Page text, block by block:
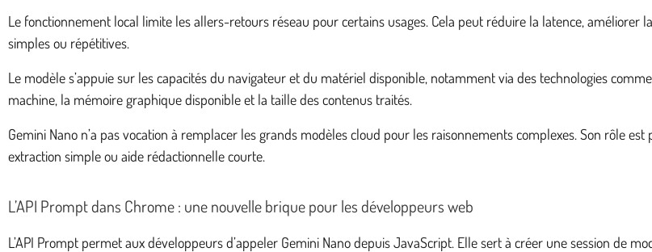
Le fonctionnement local limite les allers-retours réseau pour certains usages. Cela peut réduire la latence,
simples ou répétitives.
Le modèle s’appuie sur les capacités du navigateur et du matériel disponible, notamment via des technologies
machine, la mémoire graphique disponible et la taille des contenus traités.
Gemini Nano n’a pas vocation à remplacer les grands modèles cloud pour les raisonnements complexes. Son rôle
extraction simple ou aide rédactionnelle courte.
L’API Prompt dans Chrome : une nouvelle brique pour les développeurs web
L’API Prompt permet aux développeurs d’appeler Gemini Nano depuis JavaScript. Elle sert à créer une session de